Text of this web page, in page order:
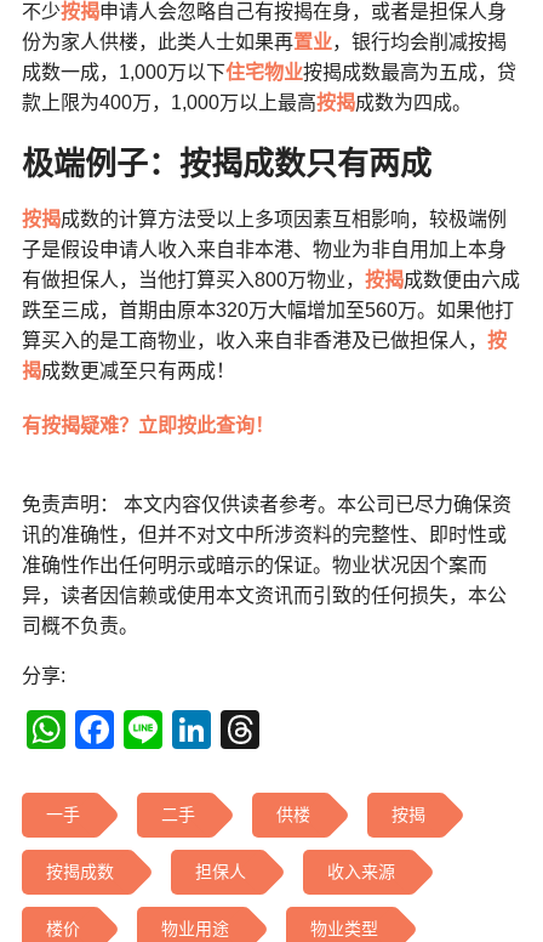
不少按揭申请人会忽略自己有按揭在身，或者是担保人身
份为家人供楼，此类人士如果再置业，银行均会削减按揭
成数一成，1,000万以下住宅物业按揭成数最高为五成，贷
款上限为400万，1,000万以上最高按揭成数为四成。
极端例子：按揭成数只有两成
按揭成数的计算方法受以上多项因素互相影响，较极端例
子是假设申请人收入来自非本港、物业为非自用加上本身
有做担保人，当他打算买入800万物业， 按揭成数便由六成
跌至三成，首期由原本320万大幅增加至560万。如果他打
算买入的是工商物业，收入来自非香港及已做担保人， 按
揭成数更减至只有两成！
有按揭疑难？立即按此查询！
免责声明： 本文内容仅供读者参考。本公司已尽力确保资
讯的准确性，但并不对文中所涉资料的完整性、即时性或
准确性作出任何明示或暗示的保证。物业状况因个案而
异，读者因信赖或使用本文资讯而引致的任何损失，本公
司概不负责。
分享:
WhatsApp
Facebook
LineLinkedIn
一手 二手 供楼 按揭
按揭成数 担保人 收入来源
楼价 物业用途 物业类型